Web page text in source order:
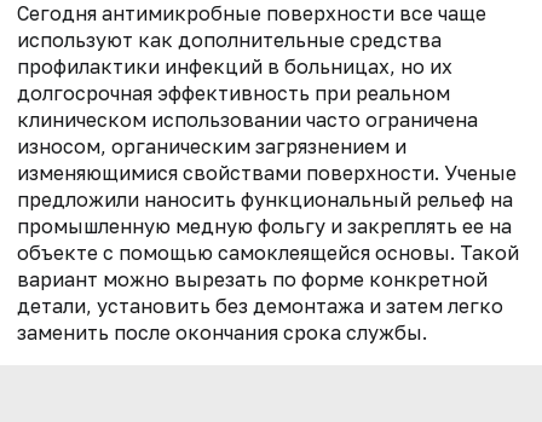
Сегодня антимикробные поверхности все чаще
используют как дополнительные средства
профилактики инфекций в больницах, но их
долгосрочная эффективность при реальном
клиническом использовании часто ограничена
износом, органическим загрязнением и
изменяющимися свойствами поверхности. Ученые
предложили наносить функциональный рельеф на
промышленную медную фольгу и закреплять ее на
объекте с помощью самоклеящейся основы. Такой
вариант можно вырезать по форме конкретной
детали, установить без демонтажа и затем легко
заменить после окончания срока службы.